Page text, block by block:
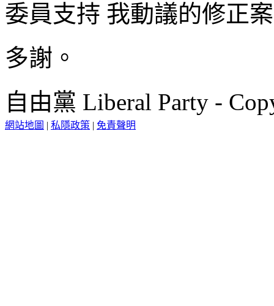
委員支持 我動議的修正
多謝。
自由黨 Liberal Party -
網站地圖 | 私隱政策 | 免責聲明